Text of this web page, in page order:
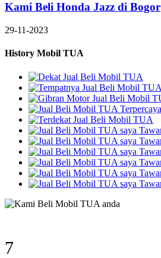
Kami Beli Honda Jazz di Bogor
29-11-2023
History Mobil TUA
9